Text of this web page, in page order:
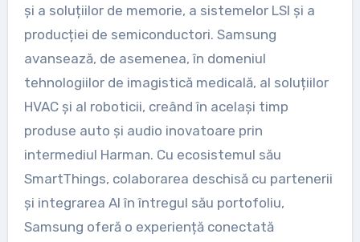
și a soluțiilor de memorie, a sistemelor LSI și a
producției de semiconductori. Samsung
avansează, de asemenea, în domeniul
tehnologiilor de imagistică medicală, al soluțiilor
HVAC și al roboticii, creând în același timp
produse auto și audio inovatoare prin
intermediul Harman. Cu ecosistemul său
SmartThings, colaborarea deschisă cu partenerii
și integrarea AI în întregul său portofoliu,
Samsung oferă o experiență conectată